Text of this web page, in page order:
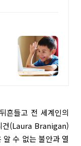
흔들고 전 세계인의
건(Laura Branigan)
수 없는 불안과 열